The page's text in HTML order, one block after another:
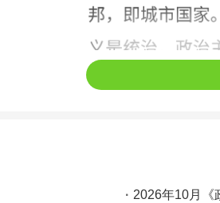
· 2026年10月《